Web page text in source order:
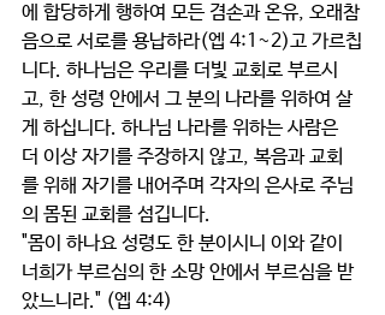
에 합당하게 행하여 모든 겸손과 온유, 오래참
음으로 서로를 용납하라(엡 4:1~2)고 가르칩
니다. 하나님은 우리를 더빛 교회로 부르시
고, 한 성령 안에서 그 분의 나라를 위하여 살
게 하십니다. 하나님 나라를 위하는 사람은
더 이상 자기를 주장하지 않고, 복음과 교회
를 위해 자기를 내어주며 각자의 은사로 주님
의 몸된 교회를 섬깁니다.
"몸이 하나요 성령도 한 분이시니 이와 같이
너희가 부르심의 한 소망 안에서 부르심을 받
았느니라." (엡 4:4)